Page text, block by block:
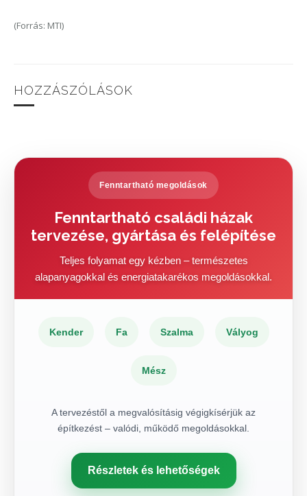
(Forrás: MTI)
HOZZÁSZÓLÁSOK
Fenntartható megoldások
Fenntartható családi házak
tervezése, gyártása és felépítése
Teljes folyamat egy kézben – természetes
alapanyagokkal és energiatakarékos megoldásokkal.
Kender Fa Szalma Vályog
Mész
A tervezéstől a megvalósításig végigkísérjük az
építkezést – valódi, működő megoldásokkal.
Részletek és lehetőségek